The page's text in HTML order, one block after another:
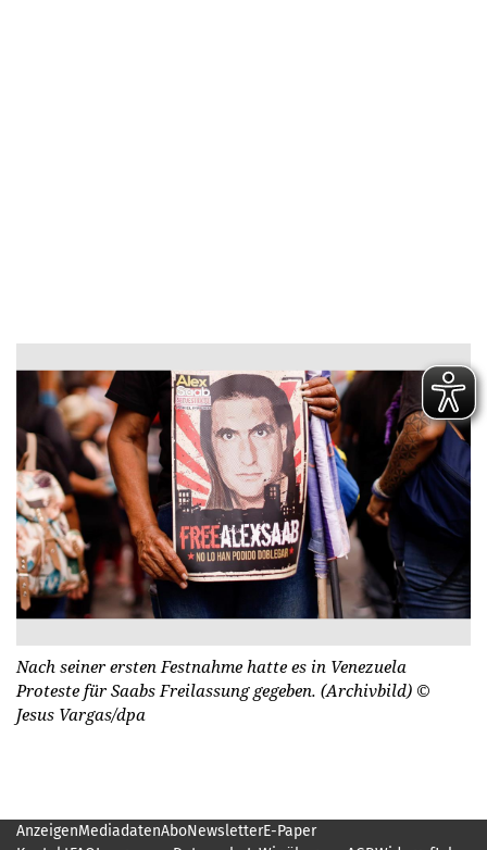
Nach seiner ersten Festnahme hatte es in Venezuela
Proteste für Saabs Freilassung gegeben. (Archivbild) ©
Jesus Vargas/dpa
AnzeigenMediadatenAboNewsletterE-Paper